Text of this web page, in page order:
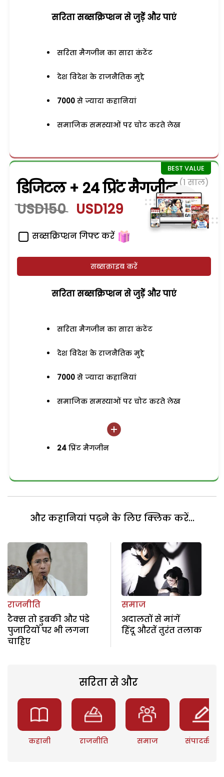
सरिता सब्सक्रिप्शन से जुड़ेें और पाएं
सरिता मैगजीन का सारा कंटेंट
देश विदेश के राजनैतिक मुद्दे
7000 से ज्यादा कहानियां
समाजिक समस्याओं पर चोट करते लेख
डिजिटल + 24 प्रिंट मैगजीन (1 साल)
USD150 USD129
सब्सक्रिप्शन गिफ्ट करें
सब्सक्राइब करें
सरिता सब्सक्रिप्शन से जुड़ेें और पाएं
सरिता मैगजीन का सारा कंटेंट
देश विदेश के राजनैतिक मुद्दे
7000 से ज्यादा कहानियां
समाजिक समस्याओं पर चोट करते लेख
24 प्रिंट मैगजीन
और कहानियां पढ़ने के लिए क्लिक करें...
राजनीति
टैक्स तो डुबकी और पंडे
पुजारियों पर भी लगना
चाहिए
समाज
अदालतों से मांगें
हिंदू औरतें तुरंत तलाक
सरिता से और
कहानी राजनीति समाज संपादकीय